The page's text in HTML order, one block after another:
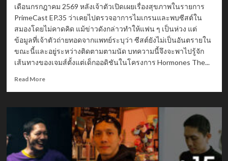
เดือนกรกฎาคม 2569 หลังเจ้าตัวเปิดเผยเรื่องสุขภาพในรายการ
PrimeCast EP.35 ว่าเคยไปตรวจอาการไมเกรนและพบซีสต์ใน
สมองโดยไม่คาดคิด แม้ข่าวดังกล่าวทำให้แฟน ๆ เป็นห่วง แต่
ข้อมูลที่เจ้าตัวถ่ายทอดจากแพทย์ระบุว่า ซีสต์ยังไม่เป็นอันตรายใน
ขณะนี้และอยู่ระหว่างติดตามตามนัด บทความนี้จึงจะพาไปรู้จัก
เส้นทางของเจมส์ตั้งแต่เด็กออดิชันในโครงการ Hormones The...
Read MoreRead
เจม
เจมส์
ประวัติ
ธีร